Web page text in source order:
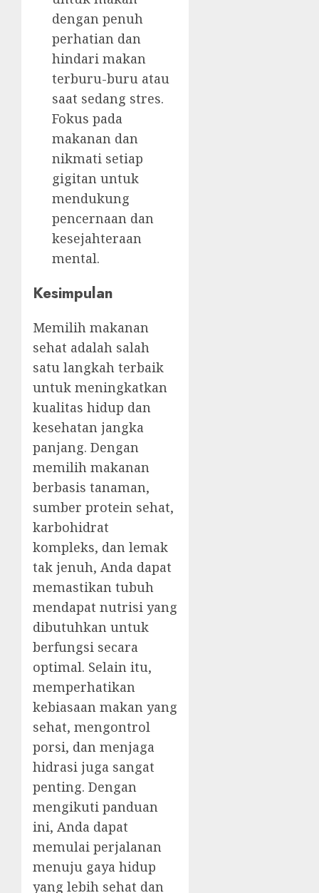
dengan penuh
perhatian dan
hindari makan
terburu-buru atau
saat sedang stres.
Fokus pada
makanan dan
nikmati setiap
gigitan untuk
mendukung
pencernaan dan
kesejahteraan
mental.
Kesimpulan
Memilih makanan
sehat adalah salah
satu langkah terbaik
untuk meningkatkan
kualitas hidup dan
kesehatan jangka
panjang. Dengan
memilih makanan
berbasis tanaman,
sumber protein sehat,
karbohidrat
kompleks, dan lemak
tak jenuh, Anda dapat
memastikan tubuh
mendapat nutrisi yang
dibutuhkan untuk
berfungsi secara
optimal. Selain itu,
memperhatikan
kebiasaan makan yang
sehat, mengontrol
porsi, dan menjaga
hidrasi juga sangat
penting. Dengan
mengikuti panduan
ini, Anda dapat
memulai perjalanan
menuju gaya hidup
yang lebih sehat dan